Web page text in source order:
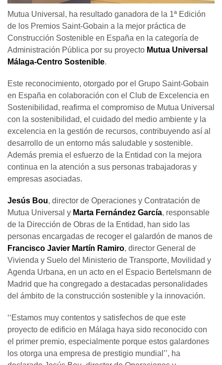
Mutua Universal, ha resultado ganadora de la 1ª Edición
de los Premios Saint-Gobain a la mejor práctica de
Construcción Sostenible en España en la categoría de
Administración Pública por su proyecto Mutua Universal
Málaga-Centro Sostenible.
Este reconocimiento, otorgado por el Grupo Saint-Gobain
en España en colaboración con el Club de Excelencia en
Sostenibilidad, reafirma el compromiso de Mutua Universal
con la sostenibilidad, el cuidado del medio ambiente y la
excelencia en la gestión de recursos, contribuyendo así al
desarrollo de un entorno más saludable y sostenible.
Además premia el esfuerzo de la Entidad con la mejora
continua en la atención a sus personas trabajadoras y
empresas asociadas.
Jesús Bou, director de Operaciones y Contratación de
Mutua Universal y Marta Fernández García, responsable
de la Dirección de Obras de la Entidad, han sido las
personas encargadas de recoger el galardón de manos de
Francisco Javier Martín Ramiro, director General de
Vivienda y Suelo del Ministerio de Transporte, Movilidad y
Agenda Urbana, en un acto en el Espacio Bertelsmann de
Madrid que ha congregado a destacadas personalidades
del ámbito de la construcción sostenible y la innovación.
‘‘Estamos muy contentos y satisfechos de que este
proyecto de edificio en Málaga haya sido reconocido con
el primer premio, especialmente porque estos galardones
los otorga una empresa de prestigio mundial’’, ha